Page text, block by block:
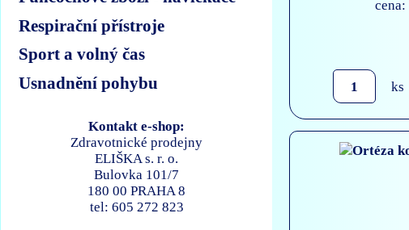
Respirační přístroje
Sport a volný čas
Usnadnění pohybu
Kontakt e-shop:
Zdravotnické prodejny
ELIŠKA s. r. o.
Bulovka 101/7
180 00 PRAHA 8
tel: 605 272 823
cena:
ks